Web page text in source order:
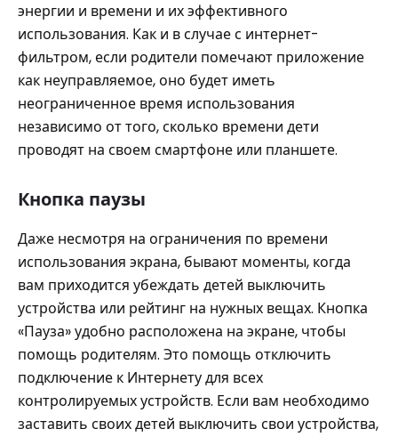
энергии и времени и их эффективного
использования. Как и в случае с интернет-
фильтром, если родители помечают приложение
как неуправляемое, оно будет иметь
неограниченное время использования
независимо от того, сколько времени дети
проводят на своем смартфоне или планшете.
Кнопка паузы
Даже несмотря на ограничения по времени
использования экрана, бывают моменты, когда
вам приходится убеждать детей выключить
устройства или рейтинг на нужных вещах. Кнопка
«Пауза» удобно расположена на экране, чтобы
помощь родителям. Это помощь отключить
подключение к Интернету для всех
контролируемых устройств. Если вам необходимо
заставить своих детей выключить свои устройства,